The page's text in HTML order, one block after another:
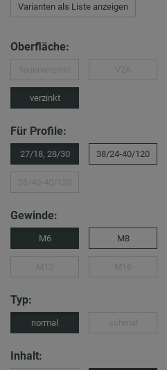
Varianten als Liste anzeigen
Oberfläche:
verzinkt
Für Profile:
27/18, 28/30 38/24-40/120
Gewinde:
M6 M8
Typ:
normal
Inhalt: